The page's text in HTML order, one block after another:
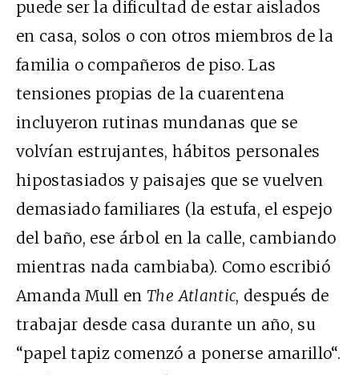
puede ser la dificultad de estar aislados
en casa, solos o con otros miembros de la
familia o compañeros de piso. Las
tensiones propias de la cuarentena
incluyeron rutinas mundanas que se
volvían estrujantes, hábitos personales
hipostasiados y paisajes que se vuelven
demasiado familiares (la estufa, el espejo
del baño, ese árbol en la calle, cambiando
mientras nada cambiaba). Como escribió
Amanda Mull enThe Atlantic, después de
trabajar desde casa durante un año, su
“papel tapiz comenzó a ponerse amarillo“.